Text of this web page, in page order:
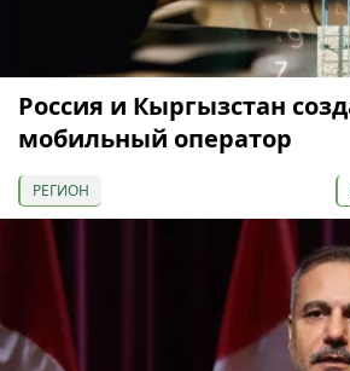
Россия и Кыргызстан
мобильный оператор
РЕГИОН